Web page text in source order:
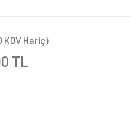
KDV Hariç)
TL